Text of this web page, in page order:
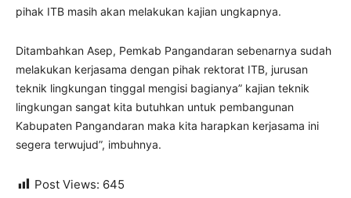
pihak ITB masih akan melakukan kajian ungkapnya.
Ditambahkan Asep, Pemkab Pangandaran sebenarnya sudah
melakukan kerjasama dengan pihak rektorat ITB, jurusan
teknik lingkungan tinggal mengisi bagianya” kajian teknik
lingkungan sangat kita butuhkan untuk pembangunan
Kabupaten Pangandaran maka kita harapkan kerjasama ini
segera terwujud”, imbuhnya.
Post Views: 645